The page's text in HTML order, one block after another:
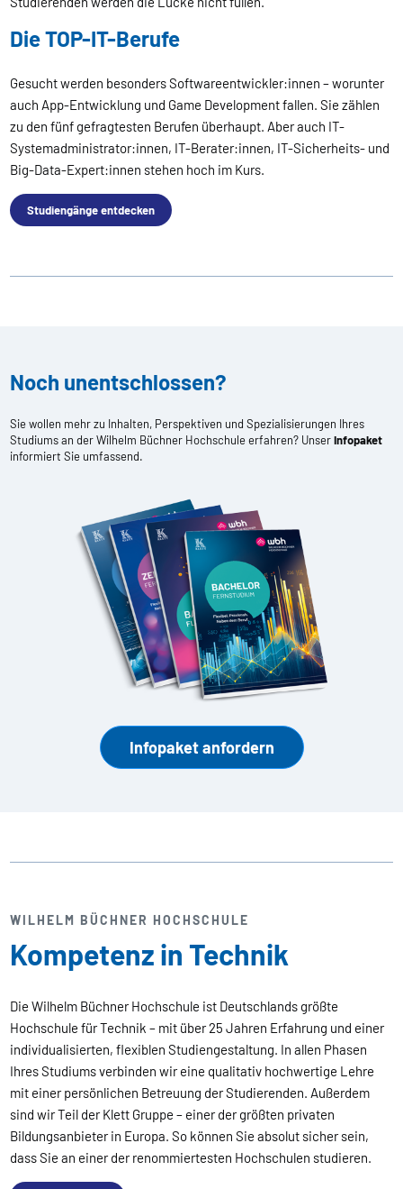
Die TOP-IT-Berufe
Gesucht werden besonders Softwareentwickler:innen – worunter
auch App-Entwicklung und Game Development fallen. Sie zählen
zu den fünf gefragtesten Berufen überhaupt. Aber auch IT-
Systemadministrator:innen, IT-Berater:innen, IT-Sicherheits- und
Big-Data-Expert:innen stehen hoch im Kurs.
Studiengänge entdecken
Noch unentschlossen?
Sie wollen mehr zu Inhalten, Perspektiven und Spezialisierungen Ihres
Studiums an der Wilhelm Büchner Hochschule erfahren? UnserInfopaket
informiert Sie umfassend.
Infopaket anfordern
WILHELM BÜCHNER HOCHSCHULE
Kompetenz in Technik
Die Wilhelm Büchner Hochschule ist Deutschlands größte
Hochschule für Technik – mit über 25 Jahren Erfahrung und einer
individualisierten, flexiblen Studiengestaltung. In allen Phasen
Ihres Studiums verbinden wir eine qualitativ hochwertige Lehre
mit einer persönlichen Betreuung der Studierenden. Außerdem
sind wir Teil der Klett Gruppe – einer der größten privaten
Bildungsanbieter in Europa. So können Sie absolut sicher sein,
dass Sie an einer der renommiertesten Hochschulen studieren.